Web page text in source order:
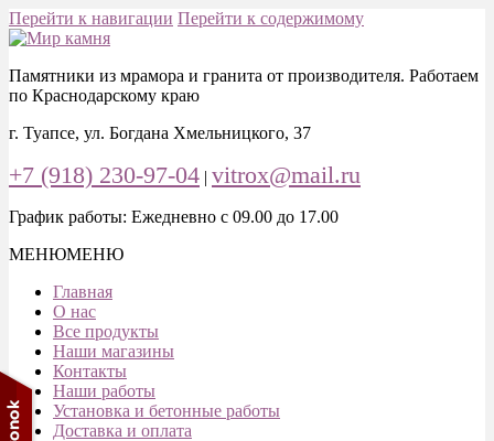
Перейти к навигации Перейти к содержимому
Памятники из мрамора и гранита от производителя. Работаем
по Краснодарскому краю
г. Туапсе, ул. Богдана Хмельницкого, 37
+7 (918) 230-97-04 | vitrox@mail.ru
График работы: Ежедневно с 09.00 до 17.00
МЕНЮМЕНЮ
Главная
О нас
Все продукты
Наши магазины
Контакты
Наши работы
Установка и бетонные работы
Доставка и оплата